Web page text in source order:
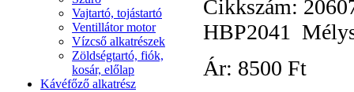
Vajtartó, tojástartó
Ventillátor motor
Vízcső alkatrészek
Zöldségtartó, fiók,
kosár, előlap
Kávéfőző alkatrész
Cikkszám:
HBP2041
Ár: 8500 Ft